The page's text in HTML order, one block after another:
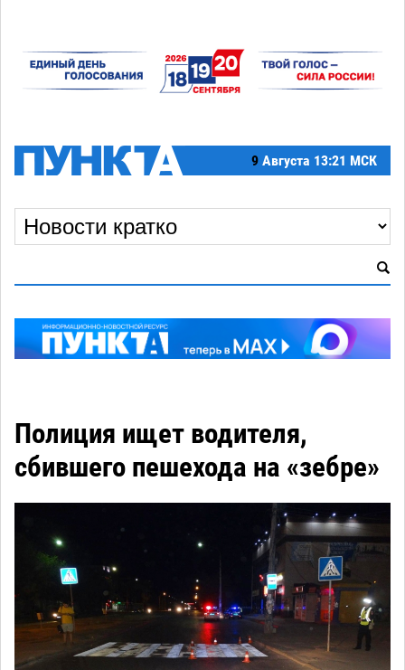
9 Августа 13:21 МСК
Полиция ищет водителя,
сбившего пешехода на «зебре»